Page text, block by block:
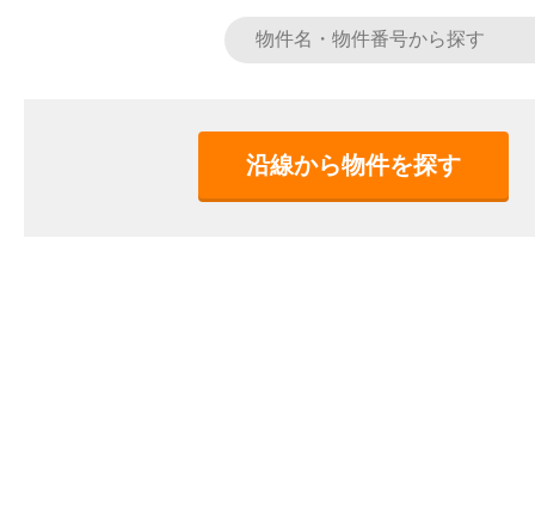
沿線から物件を探す